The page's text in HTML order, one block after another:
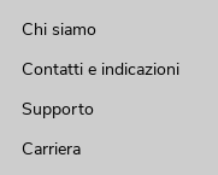
Chi siamo
Contatti e indicazioni
Supporto
Carriera